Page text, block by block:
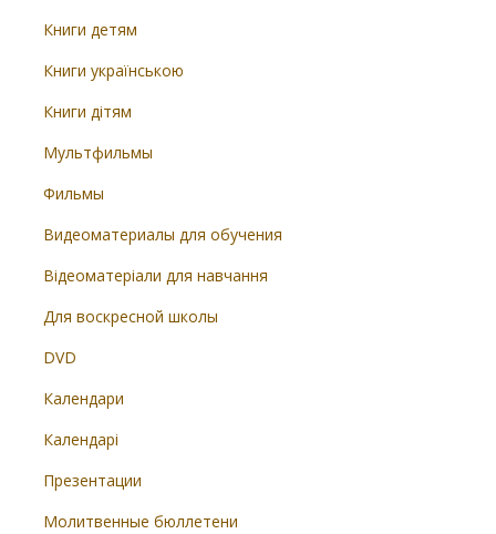
Книги детям
Книги українською
Книги дітям
Мультфильмы
Фильмы
Видеоматериалы для обучения
Відеоматеріали для навчання
Для воскресной школы
DVD
Календари
Календарі
Презентации
Молитвенные бюллетени